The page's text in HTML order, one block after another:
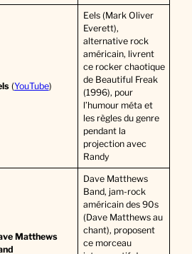
(YouTube)
Eels (Mark Oliver
Everett),
alternative rock
américain, livrent
ce rocker chaotique
de Beautiful Freak
(1996), pour
l’humour méta et
les règles du genre
pendant la
projection avec
Randy
Matthews
Dave Matthews
Band, jam-rock
américain des 90s
(Dave Matthews au
chant), proposent
ce morceau